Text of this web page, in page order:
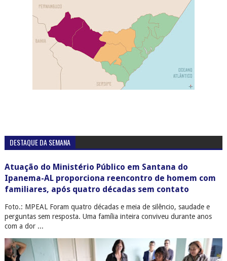
DESTAQUE DA SEMANA
Atuação do Ministério Público em Santana do
Ipanema-AL proporciona reencontro de homem com
familiares, após quatro décadas sem contato
Foto.: MPEAL Foram quatro décadas e meia de silêncio, saudade e
perguntas sem resposta. Uma família inteira conviveu durante anos
com a dor ...